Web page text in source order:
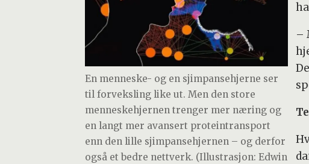
En menneske- og en sjimpansehjerne ser
til forveksling like ut. Men den store
menneskehjernen trenger mer næring og
en langt mer avansert proteintransport
enn den lille sjimpansehjernen – og derfor
også et bedre nettverk. (Illustrasjon: Edwin
–